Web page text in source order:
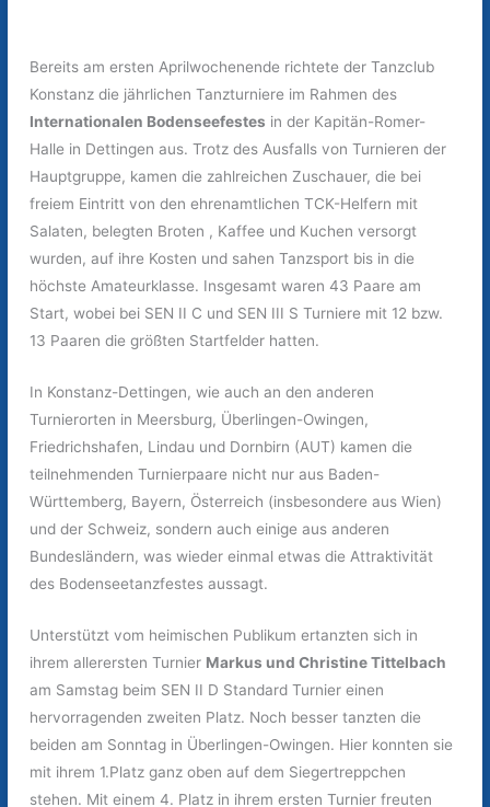
Bereits am ersten Aprilwochenende richtete der Tanzclub
Konstanz die jährlichen Tanzturniere im Rahmen des
Internationalen Bodenseefestes in der Kapitän-Romer-
Halle in Dettingen aus. Trotz des Ausfalls von Turnieren der
Hauptgruppe, kamen die zahlreichen Zuschauer, die bei
freiem Eintritt von den ehrenamtlichen TCK-Helfern mit
Salaten, belegten Broten , Kaffee und Kuchen versorgt
wurden, auf ihre Kosten und sahen Tanzsport bis in die
höchste Amateurklasse. Insgesamt waren 43 Paare am
Start, wobei bei SEN II C und SEN III S Turniere mit 12 bzw.
13 Paaren die größten Startfelder hatten.
In Konstanz-Dettingen, wie auch an den anderen
Turnierorten in Meersburg, Überlingen-Owingen,
Friedrichshafen, Lindau und Dornbirn (AUT) kamen die
teilnehmenden Turnierpaare nicht nur aus Baden-
Württemberg, Bayern, Österreich (insbesondere aus Wien)
und der Schweiz, sondern auch einige aus anderen
Bundesländern, was wieder einmal etwas die Attraktivität
des Bodenseetanzfestes aussagt.
Unterstützt vom heimischen Publikum ertanzten sich in
ihrem allerersten Turnier Markus und Christine Tittelbach
am Samstag beim SEN II D Standard Turnier einen
hervorragenden zweiten Platz. Noch besser tanzten die
beiden am Sonntag in Überlingen-Owingen. Hier konnten sie
mit ihrem 1.Platz ganz oben auf dem Siegertreppchen
stehen. Mit einem 4. Platz in ihrem ersten Turnier freuten